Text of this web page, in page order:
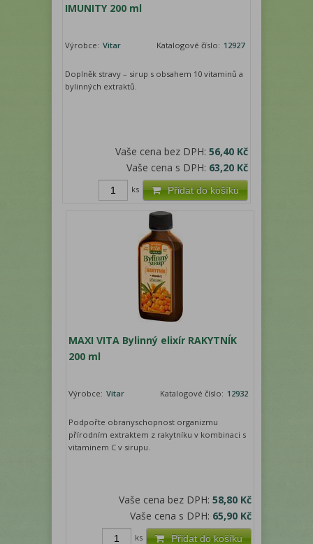
IMUNITY 200 ml
Výrobce: Vitar Katalogové číslo: 12927
Doplněk stravy – sirup s obsahem 10 vitaminů a
bylinných extraktů.
Vaše cena bez DPH: 56,40 Kč
Vaše cena s DPH: 63,20 Kč
Přidat do košíku
ks
MAXI VITA Bylinný elixír RAKYTNÍK
200 ml
Výrobce: Vitar Katalogové číslo: 12932
Podpořte obranyschopnost organizmu
přírodním extraktem z rakytníku v kombinaci s
vitaminem C v sirupu.
Vaše cena bez DPH:58,80 Kč
Vaše cena s DPH: 65,90 Kč
Přidat do košíku
ks